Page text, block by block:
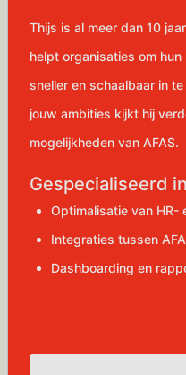
Thijs is al meer dan 10
helpt organisaties om
sneller en schaalbaar in
jouw ambities kijkt hij
mogelijkheden van AFAS.
Gespecialiseerd
Optimalisatie van HR-
Integraties tussen
Dashboarding en